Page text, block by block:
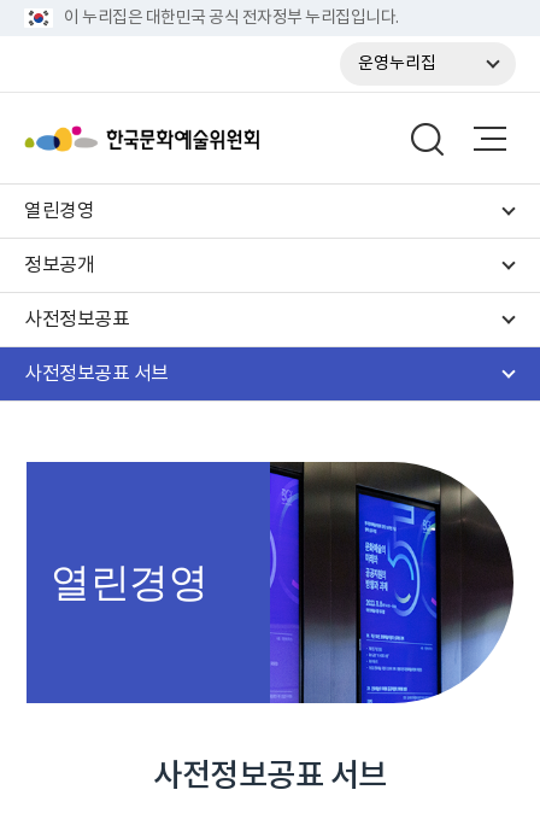
이 누리집은 대한민국 공식 전자정부 누리집입니다.
운영누리집
열린경영
정보공개
사전정보공표
사전정보공표 서브
열린경영
사전정보공표 서브